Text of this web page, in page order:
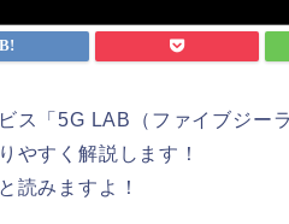
ス「5G LAB（ファイブジー
やすく解説します！
読みますよ！